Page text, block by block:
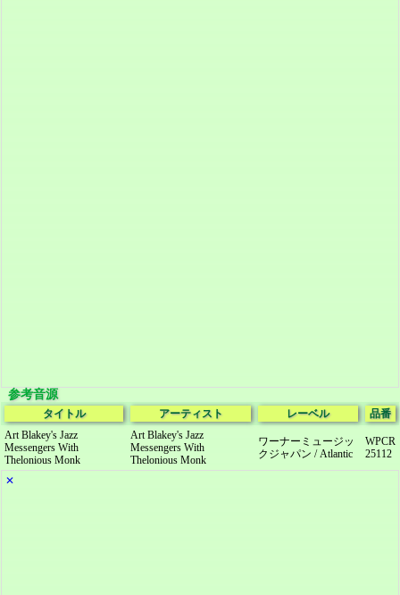
参考音源
タイトル アーティスト レーベル
品番
Art Blakey's Jazz
Messengers With
Thelonious Monk
Art Blakey's Jazz
Messengers With
Thelonious Monk
ワーナーミュージッ
クジャパン / Atlantic
WPCR
25112
✕